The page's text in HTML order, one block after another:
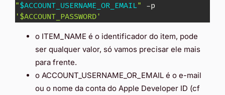
"$ACCOUNT_USERNAME_OR_EMAIL"
'$ACCOUNT_PASSWORD'
o ITEM_NAME é o identificador do item, pode
ser qualquer valor, só vamos precisar ele mais
para frente.
o ACCOUNT_USERNAME_OR_EMAIL é o e-mail
ou o nome da conta do Apple Developer ID (cf